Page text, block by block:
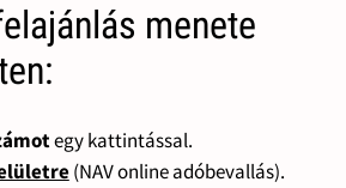
menete
egy kattintással.
(NAV online adóbevallás).